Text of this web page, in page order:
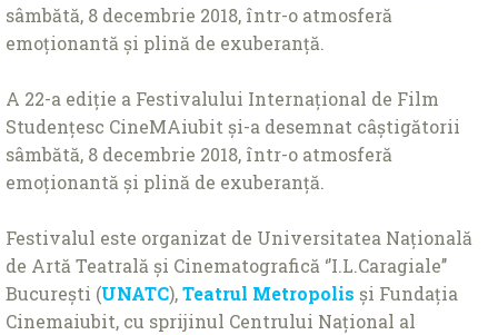
sâmbătă, 8 decembrie 2018, într-o atmosferă
emoționantă și plină de exuberanță.
A 22-a ediție a Festivalului Internațional de Film
Studențesc CineMAiubit și-a desemnat câștigătorii
sâmbătă, 8 decembrie 2018, într-o atmosferă
emoționantă și plină de exuberanță.
Festivalul este organizat de Universitatea Națională
de Artă Teatrală și Cinematografică ‘’I.L.Caragiale’’
București (UNATC),Teatrul Metropolis și Fundația
Cinemaiubit, cu sprijinul Centrului Național al